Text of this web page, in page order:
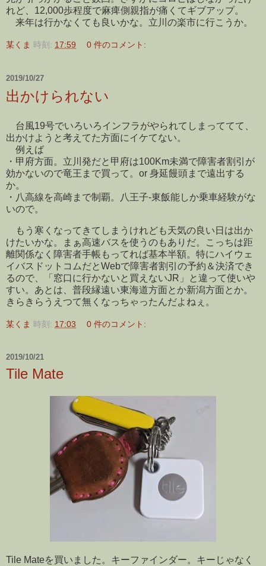
れど、12,000歩程度で麻痺側親指が痛くてギブアップ。
来年は行かなくても良いかな。立川の楽市に行こうか。
某くま 時刻: 17:59 0 件のコメント:
2019/10/27
出かけられない
台風19号でいろいろインフラがやられてしまっててて、
出かけようと考えてた方面にイケてない。
例えば
・甲府方面。立川発だと甲府は100Km未満で障害者割引が
効かないので竜王まで買って。or 身延饅頭まで遠出する
か。
・八高線を高崎まで制覇。八王子-東飯能しか乗車経験がな
いので。
もう寒くなってきてしまうけれども天気の良い日は出か
けたいかな。まぁ高速バスを使うのもありだ。こっちは距
離関係なく障害者手帳もってれば基本半額。特にハイウェ
イバスドットコムだとWebで障害者割引の予約＆決済でき
るので、「窓口に行かないと買えないJR」と違って使いや
すい。あとは、普段縁遠い東海道方面とか新潟方面とか。
きらきらうえつて無くなっちゃったんだよねぇ。
某くま 時刻: 17:03 0 件のコメント:
2019/10/21
Tile Mate
Tile Mateを買いました。キーファインダー。キーじゃなく